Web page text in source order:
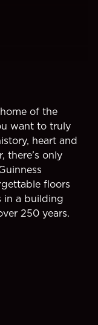
of the
want to truly
heart and
there’s only
floors
in a building
250 years.